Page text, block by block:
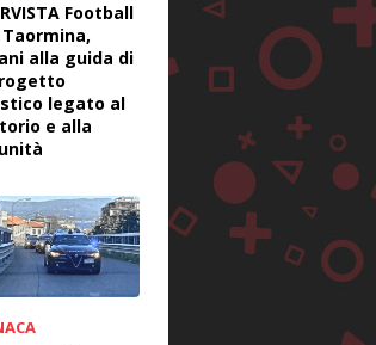
Football
Taormina,
alla guida di
legato al
e alla